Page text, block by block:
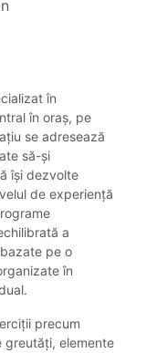
în
în oraș, pe
se adresează
să-și
își dezvolte
de experiență
a
pe o
în
precum
greutăți, elemente